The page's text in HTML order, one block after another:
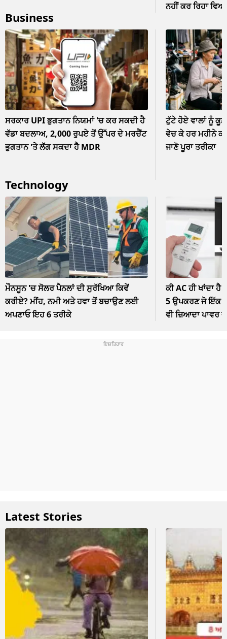
ਨਹੀਂ ਕਰ ਰਿਹਾ
Business
ਸਰਕਾਰ UPI ਭੁਗਤਾਨ ਨਿਯਮਾਂ 'ਚ ਕਰ ਸਕਦੀ ਹੈ
ਵੱਡਾ ਬਦਲਾਅ, 2,000 ਰੁਪਏ ਤੋਂ ਉੱਪਰ ਦੇ ਮਰਚੈਂਟ
ਭੁਗਤਾਨ 'ਤੇ ਲੱਗ ਸਕਦਾ ਹੈ MDR
ਟੁੱਟੇ ਹੋਏ ਵਾਲਾਂ ਨੂੰ
ਵੇਚ ਕੇ ਹਰ ਮਹੀਨੇ
ਜਾਣੋ ਪੂਰਾ ਤਰੀਕਾ
Technology
ਮੌਨਸੂਨ 'ਚ ਸੋਲਰ ਪੈਨਲਾਂ ਦੀ ਸੁਰੱਖਿਆ ਕਿਵੇਂ
ਕਰੀਏ? ਮੀਂਹ, ਨਮੀ ਅਤੇ ਹਵਾ ਤੋਂ ਬਚਾਉਣ ਲਈ
ਅਪਣਾਓ ਇਹ 6 ਤਰੀਕੇ
ਕੀ AC ਹੀ ਖਾਂਦਾ
5 ਉਪਕਰਣ ਜੋ ਇੱਕ
ਵੀ ਜ਼ਿਆਦਾ ਪਾਵਰ
Latest Stories